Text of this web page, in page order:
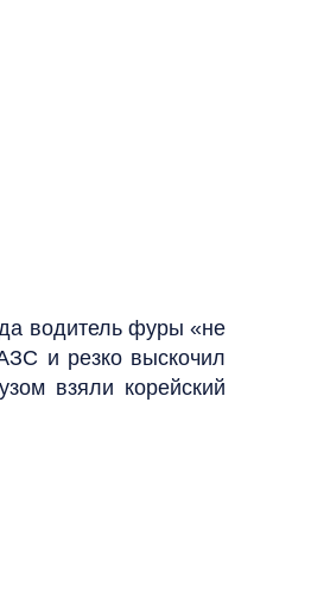
водитель фуры «не
и резко выскочил
взяли корейский